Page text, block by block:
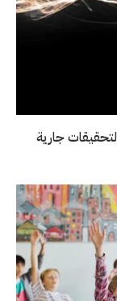
جارية